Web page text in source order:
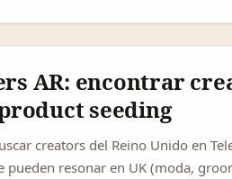
China), la gente espera que las
(Xiaohongshu) completa la
auténtico y termina en
AR: encontrar
seeding
creators del Reino Unido en
pueden resonar en UK (moda,